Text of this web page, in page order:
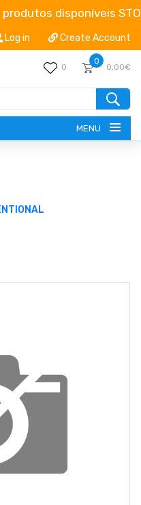
disponíveis
Log in Create Account
0
0
0,00€
MENU